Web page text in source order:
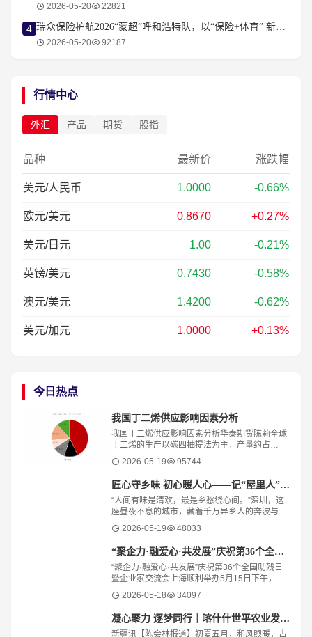
2026-05-20 22821
4
2026-05-20 92187
行情中心
外汇 产品 期货 股指
品种 最新价 涨跌幅
美元/人民币 1.0000 -0.66%
欧元/美元 0.8670 +0.27%
美元/日元 1.00 -0.21%
英镑/美元 0.7430 -0.58%
澳元/美元 1.4200 -0.62%
美元/加元 1.0000 +0.13%
今日热点
我国丁二烯供应影响因素分析
我国丁二烯供应影响因素分析华泰期货陈莉全球
丁二烯的生产以碳四抽提法为主，产量约占
95%，辅以丁烯/丁烷脱氢法。C4主要是乙烯裂
解过程中伴生出来的产物，因此，丁二烯的供应
跟其自
2026-05-19 95744
​匠心守乡味 初心暖人心——记“屋里人”湖北菜创始人张旭花
“人间有味是清欢，最是乡愁绕心间。”深圳，这
座昼夜不息的城市，藏着千万异乡人的奔波与梦
想。华灯初上，总有身影穿梭霓虹，寻觅一缕
“家”的味道。街角暖灯之下，“屋里人·湖北菜
“聚企力·融爱心·共发展”庆祝第36个全国助残日